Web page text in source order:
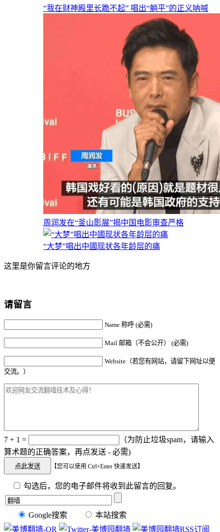
“我在财神殿里长跪不起” 唱出“躺平”的正义呐喊
周润发在“釜山影展”揭中国电影审查严格
“大梦”唱出中國现状各年龄层的痛
这里是你留言评论的地方
请留言
Name 称呼 (必需)
Mail 邮箱（不会公开） (必需)
Website（若您有网站，请留下网址以便
交流。）
7 + 1 =
（为防止垃圾spam，请输入
算术题的正确答案，再点发送 - 必需)
【您可以使用 Ctrl+Enter 快速发送】
勾选后，您的电子邮件将收到此留言的回复。
Google搜索 本站搜索